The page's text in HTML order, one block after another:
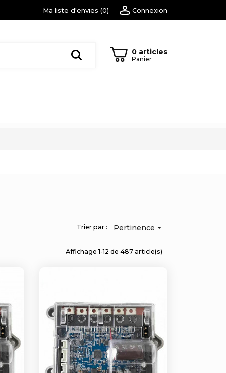
Ma liste d'envies (0) Connexion
0 articles
Panier
Trier par : Pertinence 
Affichage 1-12 de 487 article(s)